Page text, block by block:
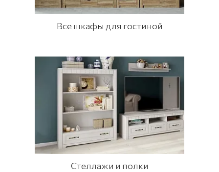
Все шкафы для гостиной
Стеллажи и полки